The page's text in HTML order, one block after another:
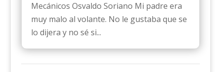
Mecánicos Osvaldo Soriano Mi padre era
muy malo al volante. No le gustaba que se
lo dijera y no sé si...